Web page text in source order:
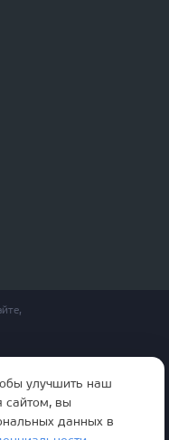
дверей
улучшить наш
сайтом, вы
данных в